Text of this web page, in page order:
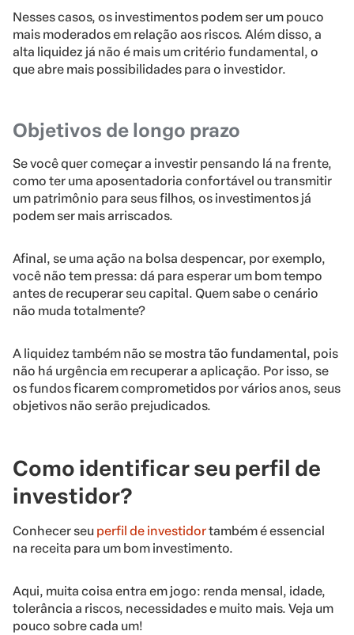
Nesses casos, os investimentos podem ser um pouco
mais moderados em relação aos riscos. Além disso, a
alta liquidez já não é mais um critério fundamental, o
que abre mais possibilidades para o investidor.
Objetivos de longo prazo
Se você quer começar a investir pensando lá na frente,
como ter uma aposentadoria confortável ou transmitir
um patrimônio para seus filhos, os investimentos já
podem ser mais arriscados.
Afinal, se uma ação na bolsa despencar, por exemplo,
você não tem pressa: dá para esperar um bom tempo
antes de recuperar seu capital. Quem sabe o cenário
não muda totalmente?
A liquidez também não se mostra tão fundamental, pois
não há urgência em recuperar a aplicação. Por isso, se
os fundos ficarem comprometidos por vários anos, seus
objetivos não serão prejudicados.
Como identificar seu perfil de
investidor?
Conhecer seu perfil de investidortambém é essencial
na receita para um bom investimento.
Aqui, muita coisa entra em jogo: renda mensal, idade,
tolerância a riscos, necessidades e muito mais. Veja um
pouco sobre cada um!